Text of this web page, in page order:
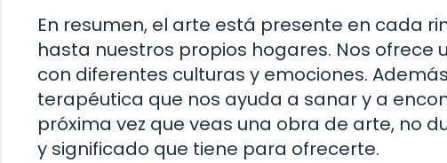
En resumen, el arte está presente en cada
hasta nuestros propios hogares. Nos ofrece
con diferentes culturas y emociones.
terapéutica que nos ayuda a sanar y a
próxima vez que veas una obra de arte, no
y significado que tiene para ofrecerte.